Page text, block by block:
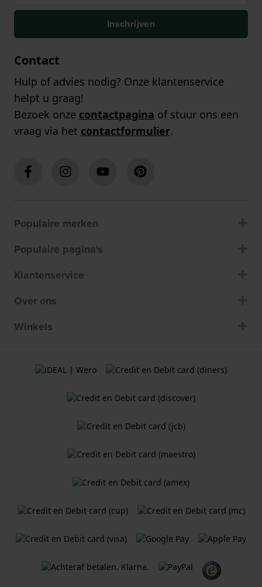
Inschrijven
Contact
Hulp of advies nodig? Onze klantenservice
helpt u graag!
Bezoek onze contactpagina of stuur ons een
vraag via het contactformulier.
Populaire merken
Populaire pagina's
Klantenservice
Over ons
Winkels